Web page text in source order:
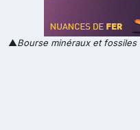
▲Bourse minéraux et